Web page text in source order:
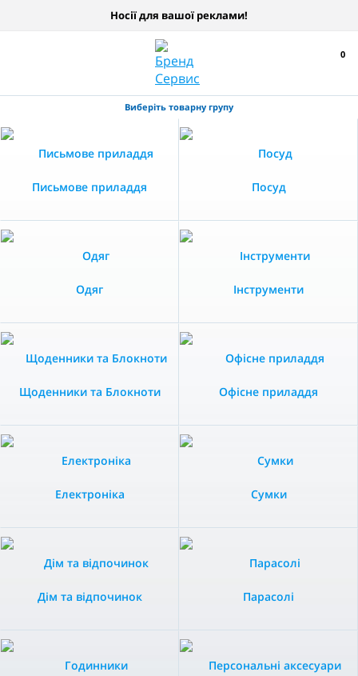
Носії для вашої реклами!
0
Виберіть товарну групу
Письмове приладдя Посуд
Одяг Інструменти
Щоденники та Блокноти Офісне приладдя
Електроніка Сумки
Дім та відпочинок Парасолі